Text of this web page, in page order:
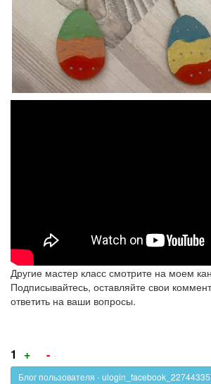
Другие мастер класс смотрите на моем
Подписывайтесь, оставляйте свои
ответить на ваши вопросы.
1 +
за!
-
против!
Блог пользователя -